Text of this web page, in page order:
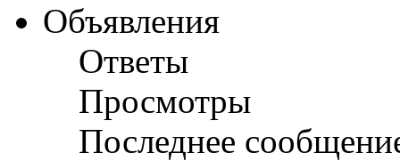
Объявления
Ответы
Просмотры
Последнее